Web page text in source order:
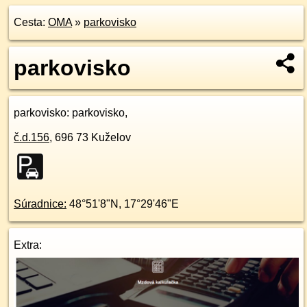
Cesta: OMA» parkovisko
parkovisko
parkovisko: parkovisko,
č.d.156, 696 73 Kuželov
Súradnice: 48°51'8"N , 17°29'46"E
Extra: